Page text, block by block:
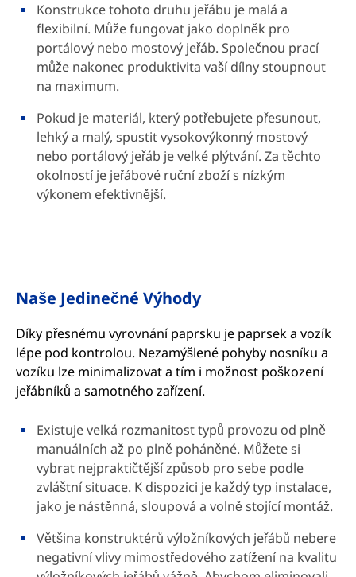
Konstrukce tohoto druhu jeřábu je malá a
flexibilní. Může fungovat jako doplněk pro
portálový nebo mostový jeřáb. Společnou prací
může nakonec produktivita vaší dílny stoupnout
na maximum.
Pokud je materiál, který potřebujete přesunout,
lehký a malý, spustit vysokovýkonný mostový
nebo portálový jeřáb je velké plýtvání. Za těchto
okolností je jeřábové ruční zboží s nízkým
výkonem efektivnější.
Naše Jedinečné Výhody
Díky přesnému vyrovnání paprsku je paprsek a vozík
lépe pod kontrolou. Nezamýšlené pohyby nosníku a
vozíku lze minimalizovat a tím i možnost poškození
jeřábníků a samotného zařízení.
Existuje velká rozmanitost typů provozu od plně
manuálních až po plně poháněné. Můžete si
vybrat nejpraktičtější způsob pro sebe podle
zvláštní situace. K dispozici je každý typ instalace,
jako je nástěnná, sloupová a volně stojící montáž.
Většina konstruktérů výložníkových jeřábů nebere
negativní vlivy mimostředového zatížení na kvalitu